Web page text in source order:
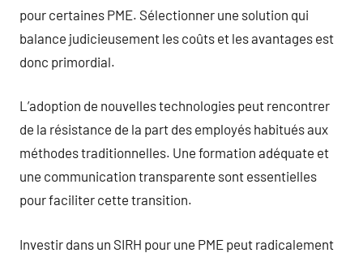
pour certaines PME. Sélectionner une solution qui
balance judicieusement les coûts et les avantages est
donc primordial.
L’adoption de nouvelles technologies peut rencontrer
de la résistance de la part des employés habitués aux
méthodes traditionnelles. Une formation adéquate et
une communication transparente sont essentielles
pour faciliter cette transition.
Investir dans un SIRH pour une PME peut radicalement